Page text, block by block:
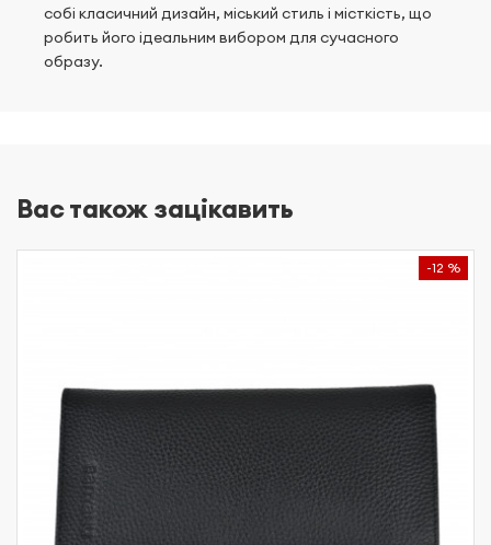
собі класичний дизайн, міський стиль і місткість, що
робить його ідеальним вибором для сучасного
образу.
Вас також зацікавить
-12 %